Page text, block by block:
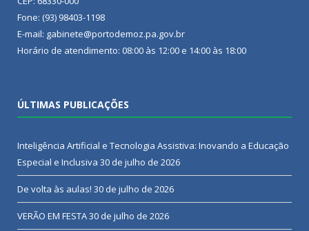
Fone: (93) 98403-1198
E-mail: gabinete@portodemoz.pa.gov.br
Horário de atendimento: 08:00 às 12:00 e 14:00 às 18:00
ÚLTIMAS PUBLICAÇÕES
Inteligência Artificial e Tecnologia Assistiva: Inovando a Educação
Especial e Inclusiva 30 de julho de 2026
De volta às aulas! 30 de julho de 2026
VERÃO EM FESTA30 de julho de 2026